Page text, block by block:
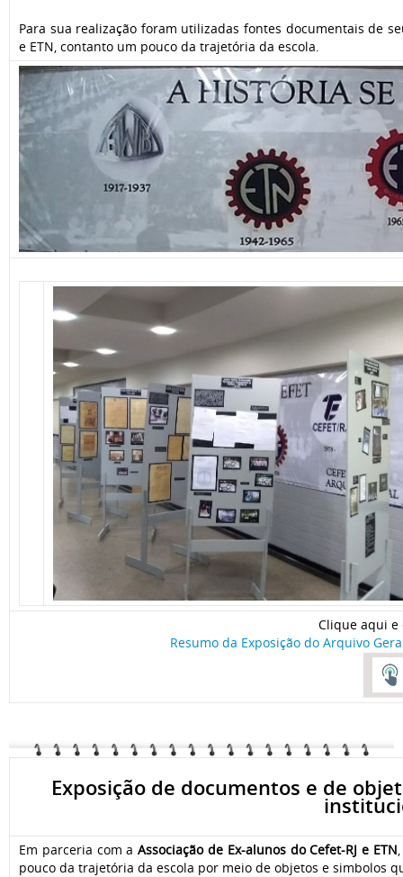
Para sua realização foram utilizadas fontes documentais de
e ETN, contanto um pouco da trajetória da escola.
Clique aqui
Resumo da Exposição do Arquivo
Exposição de documentos e de
Em parceria com aAssociação de Ex-alunos do Cefet-RJ e ETN
pouco da trajetória da escola por meio de objetos e simbolos